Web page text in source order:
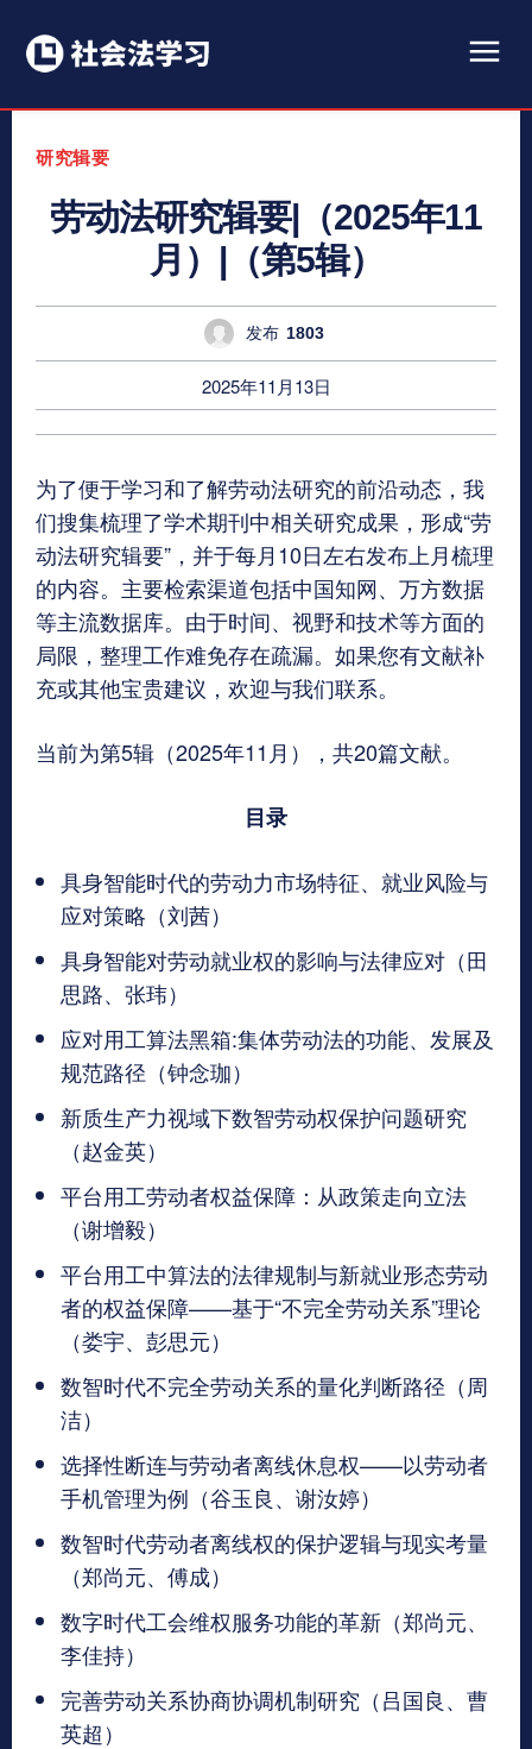
研究辑要
劳动法研究辑要|（2025年11
月）|（第5辑）
发布 1803
2025年11月13日
为了便于学习和了解劳动法研究的前沿动态，我
们搜集梳理了学术期刊中相关研究成果，形成“劳
动法研究辑要”，并于每月10日左右发布上月梳理
的内容。主要检索渠道包括中国知网、万方数据
等主流数据库。由于时间、视野和技术等方面的
局限，整理工作难免存在疏漏。如果您有文献补
充或其他宝贵建议，欢迎与我们联系。
当前为第5辑（2025年11月），共20篇文献。
目录
具身智能时代的劳动力市场特征、就业风险与
应对策略（刘茜）
具身智能对劳动就业权的影响与法律应对（田
思路、张玮）
应对用工算法黑箱:集体劳动法的功能、发展及
规范路径（钟念珈）
新质生产力视域下数智劳动权保护问题研究
（赵金英）
平台用工劳动者权益保障：从政策走向立法
（谢增毅）
平台用工中算法的法律规制与新就业形态劳动
者的权益保障——基于“不完全劳动关系”理论
（娄宇、彭思元）
数智时代不完全劳动关系的量化判断路径（周
洁）
选择性断连与劳动者离线休息权——以劳动者
手机管理为例（谷玉良、谢汝婷）
数智时代劳动者离线权的保护逻辑与现实考量
（郑尚元、傅成）
数字时代工会维权服务功能的革新（郑尚元、
李佳持）
完善劳动关系协商协调机制研究（吕国良、曹
英超）